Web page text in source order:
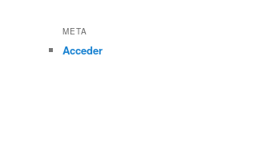
META
Acceder